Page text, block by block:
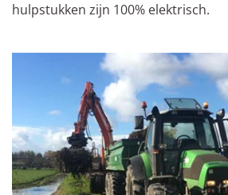
hulpstukken zijn 100% elektrisch.